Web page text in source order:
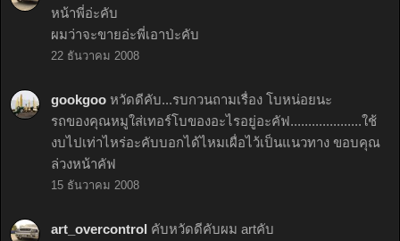
หน้าพี่อ่ะคับ
ผมว่าจะขายอ่ะพี่เอาป่ะคับ
22 ธันวาคม 2008
gookgoo หวัดดีคับ...รบกวนถามเรื่อง โบหน่อยนะ
รถของคุณหมูใส่เทอร์โบของอะไรอยู่อะคัฟ....................ใช้
งบไปเท่าไหร่อะคับบอกได้ไหมเผื่อไว้เป็นแนวทาง ขอบคุณ
ล่วงหน้าคัฟ
15 ธันวาคม 2008
art_overcontrol คับหวัดดีคับผม artคับ